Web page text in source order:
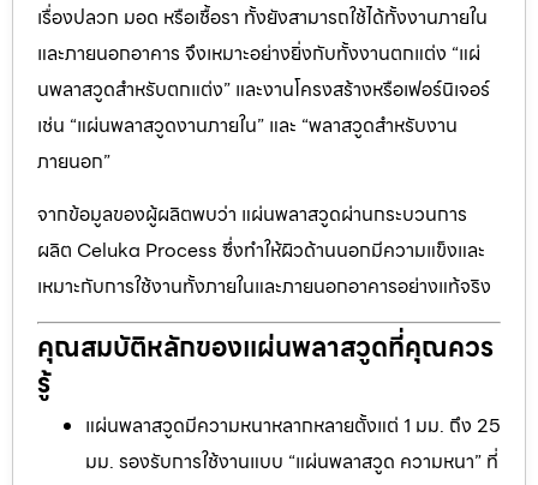
เรื่องปลวก มอด หรือเชื้อรา ทั้งยังสามารถใช้ได้ทั้งงานภายใน
และภายนอกอาคาร จึงเหมาะอย่างยิ่งกับทั้งงานตกแต่ง “แผ่
นพลาสวูดสำหรับตกแต่ง” และงานโครงสร้างหรือเฟอร์นิเจอร์
เช่น “แผ่นพลาสวูดงานภายใน” และ “พลาสวูดสำหรับงาน
ภายนอก”
จากข้อมูลของผู้ผลิตพบว่า แผ่นพลาสวูดผ่านกระบวนการ
ผลิต Celuka Process ซึ่งทำให้ผิวด้านนอกมีความแข็งและ
เหมาะกับการใช้งานทั้งภายในและภายนอกอาคารอย่างแท้จริง
คุณสมบัติหลักของแผ่นพลาสวูดที่คุณควร
รู้
แผ่นพลาสวูดมีความหนาหลากหลายตั้งแต่ 1 มม. ถึง 25
มม. รองรับการใช้งานแบบ “แผ่นพลาสวูด ความหนา” ที่